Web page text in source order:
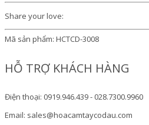
Share your love:
Mã sản phẩm: HCTCD-3008
HỖ TRỢ KHÁCH HÀNG
Điện thoại: 0919.946.439 - 028.7300.9960
Email: sales@hoacamtaycodau.com